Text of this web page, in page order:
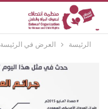
الرئيسة العرض في الرئيسة